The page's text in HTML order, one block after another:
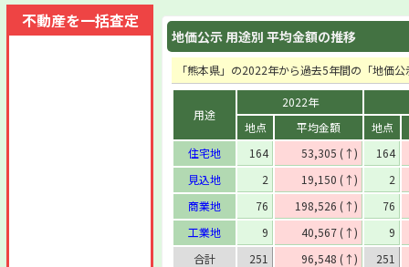
地価公示 用途別 平均金額の推移
「熊本県」の2022年から過去5年間の「地価
用途
2022年
地点
平均金額
地点
住宅地
164 53,305 (↑)
164
見込地
2 19,150 (↑)
2
商業地
76 198,526 (↑)
76
工業地
9 40,567 (↑)
9
合計
251 96,548 (↑)
251
不動産を一括査定